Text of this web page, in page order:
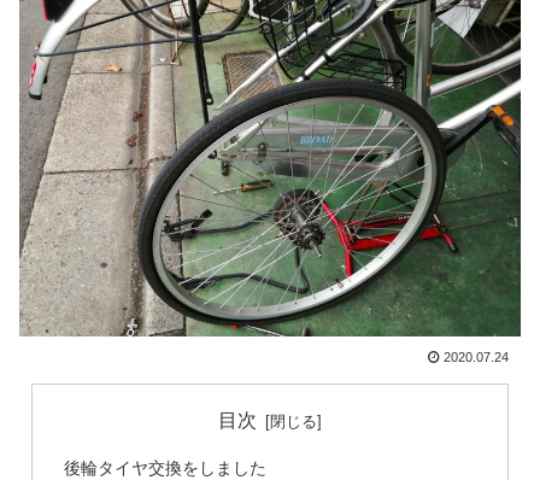
2020.07.24
目次
後輪タイヤ交換をしました